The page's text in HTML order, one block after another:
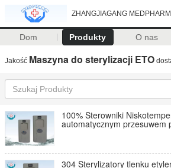
ZHANGJIAGANG
Dom Produkty O nas
Jakość Maszyna do sterylizacji ETO
100% Sterowniki
automatycznym przesuwem
304 Sterylizatory tlenku